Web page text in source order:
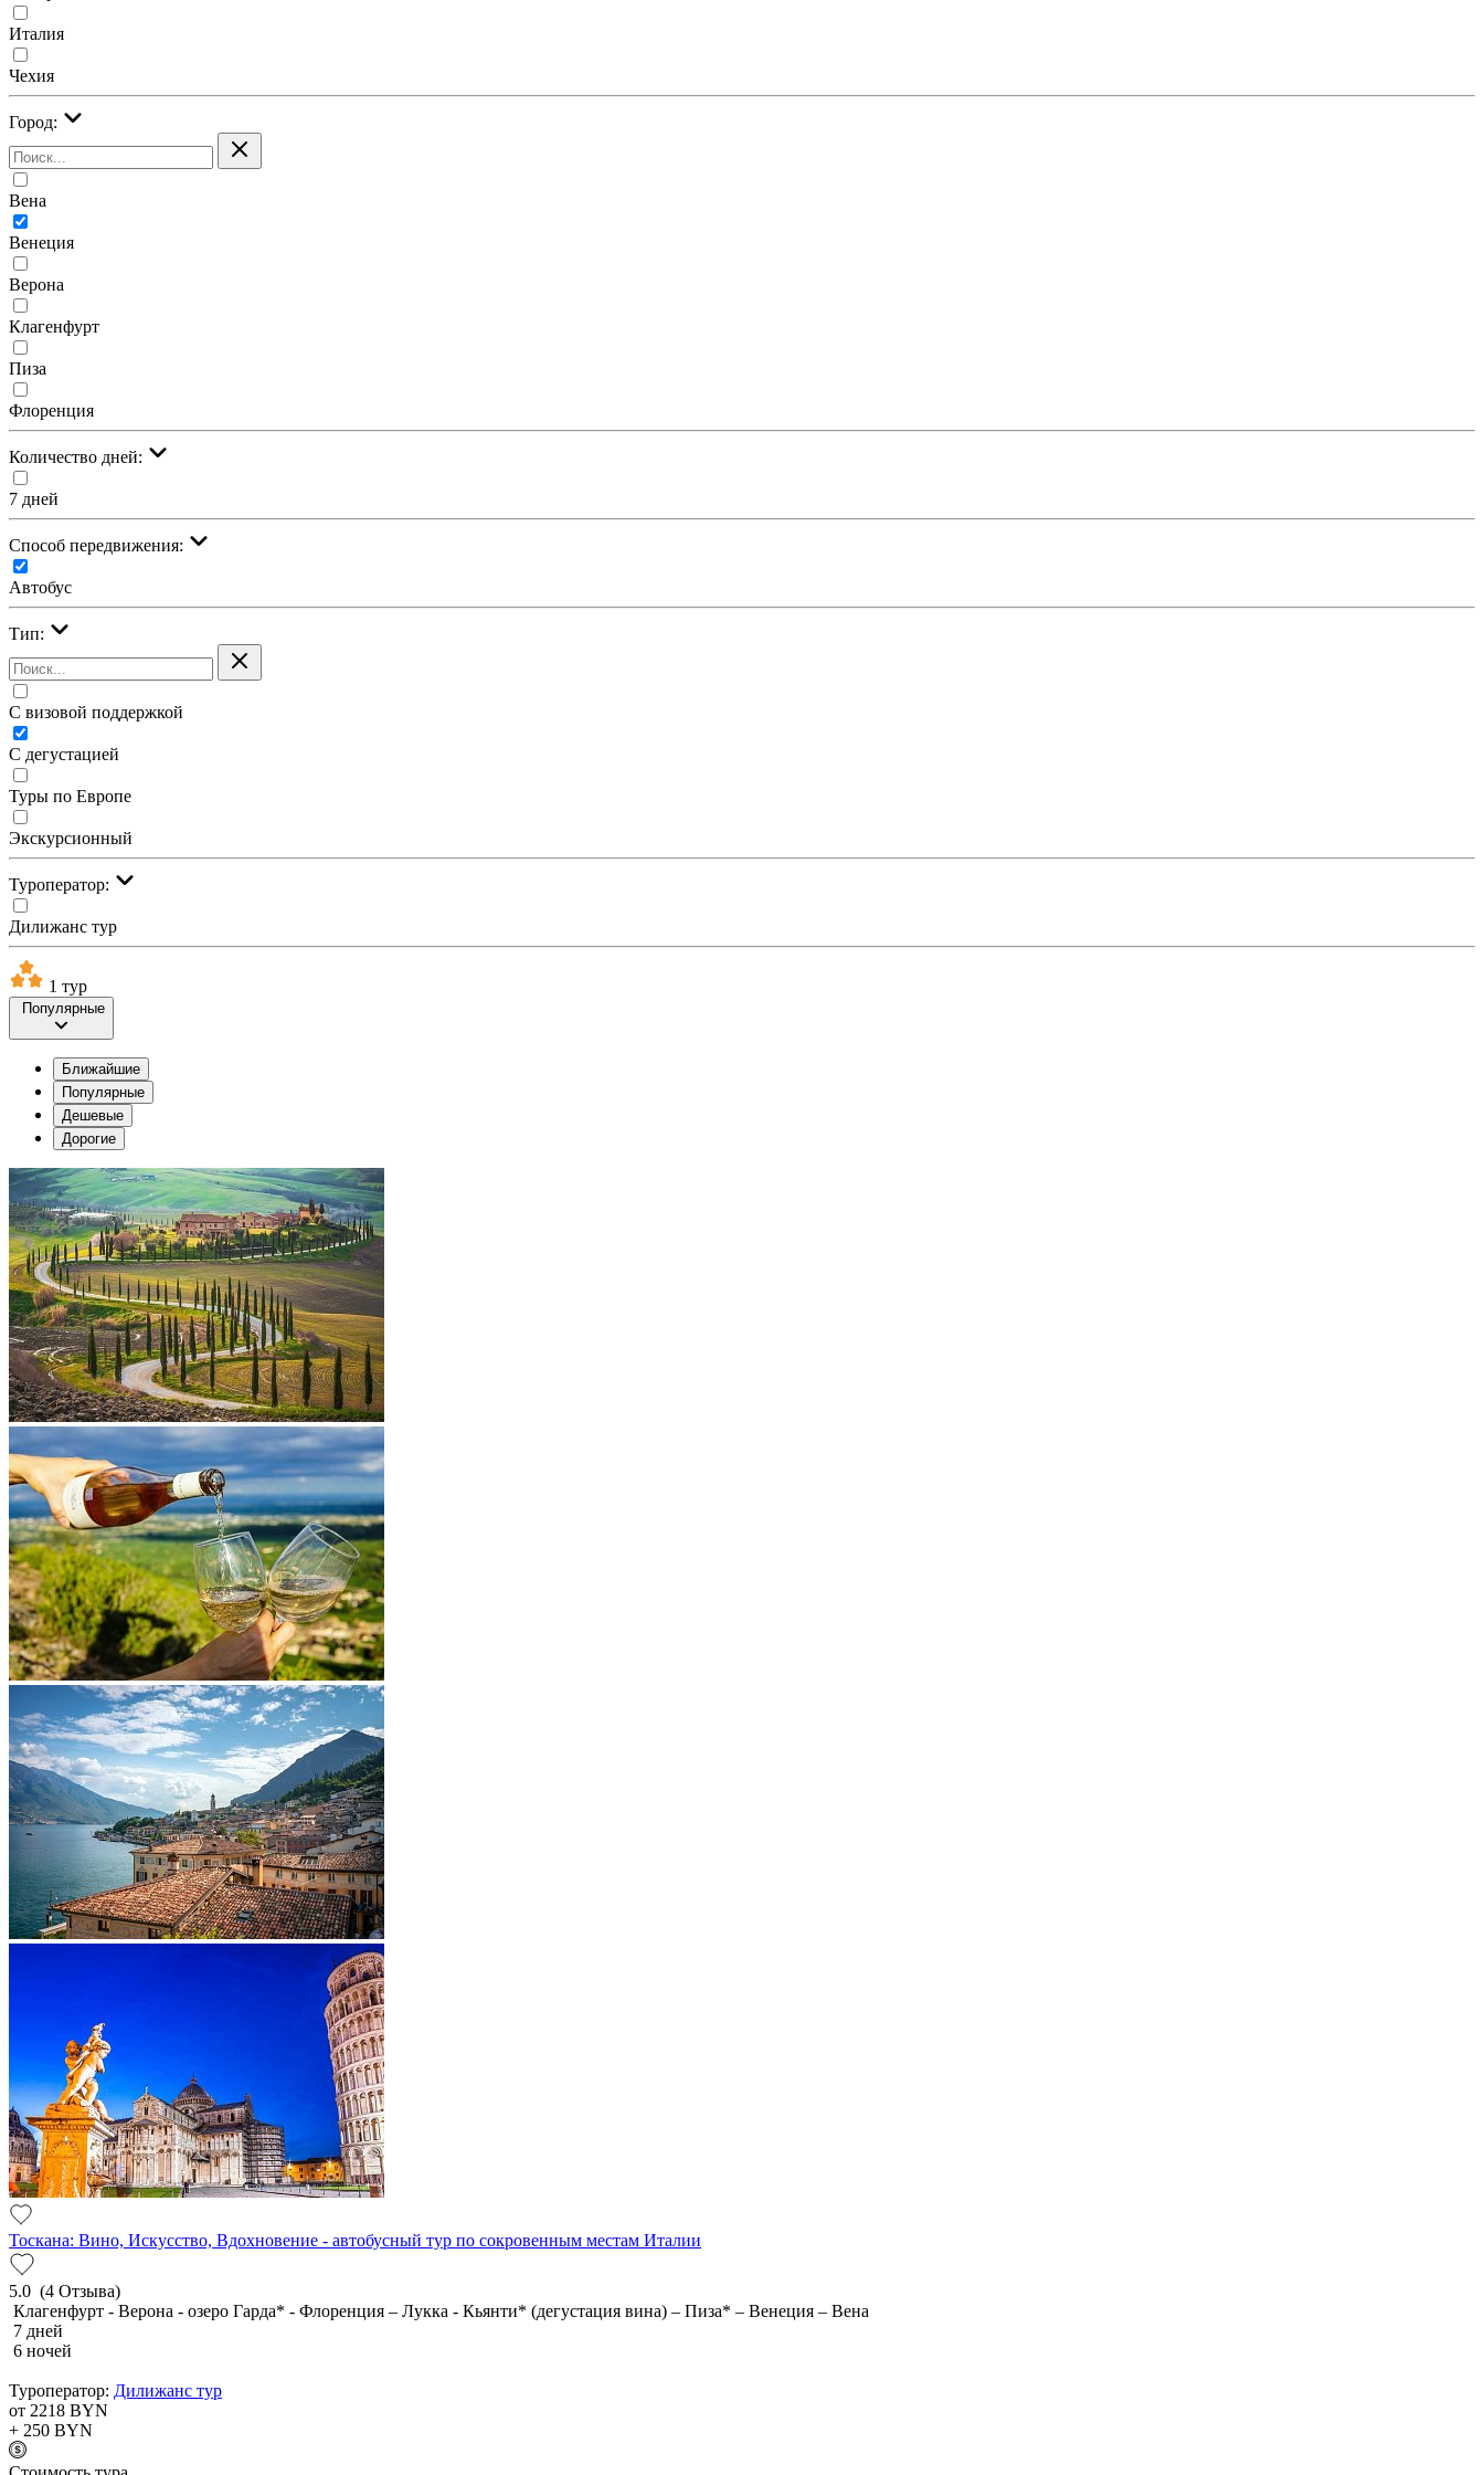
Италия
Чехия
Город:
Вена
Венеция
Верона
Клагенфурт
Пиза
Флоренция
Количество дней:
7 дней
Cпособ передвижения:
Автобус
Тип:
С визовой поддержкой
С дегустацией
Туры по Европе
Экскурсионный
Туроператор:
Дилижанс тур
1 тур
Популярные
Ближайшие
Популярные
Дешевые
Дорогие
Тоскана: Вино, Искусство, Вдохновение - автобусный тур по сокровенным местам Италии
5.0 (4 Отзыва)
Клагенфурт - Верона - озеро Гарда* - Флоренция – Лукка - Кьянти* (дегустация вина) – Пиза* – Венеция – Вена
7 дней
6 ночей
Туроператор: Дилижанс тур
от 2218 BYN
+ 250 BYN